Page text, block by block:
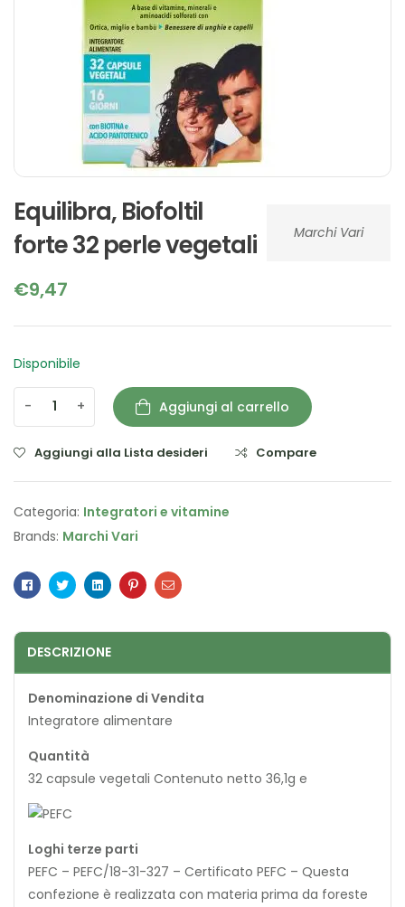
Marchi Vari
Equilibra, Biofoltil
forte 32 perle vegetali
€9,47
Disponibile
- + Aggiungi al carrello
Aggiungi alla Lista desideri Compare
Categoria: Integratori e vitamine
Brands: Marchi Vari
Facebook
TwitterLinkedinPinterestEmail
DESCRIZIONE
Denominazione di Vendita
Integratore alimentare
Quantità
32 capsule vegetali Contenuto netto 36,1g e
Loghi terze parti
PEFC – PEFC/18-31-327 – Certificato PEFC – Questa
confezione è realizzata con materia prima da foreste